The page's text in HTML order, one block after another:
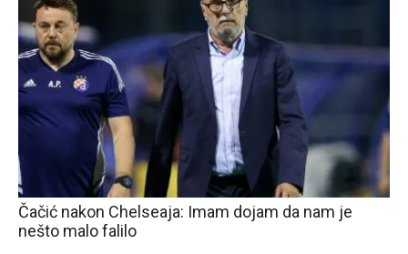
Čačić nakon Chelseaja: Imam dojam da nam je
nešto malo falilo